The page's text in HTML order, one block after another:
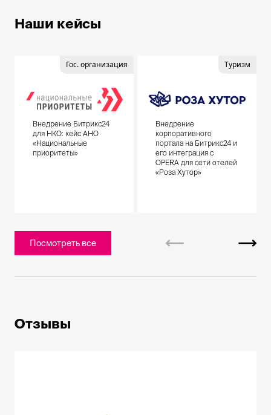
Наши кейсы
Гос. организация
Внедрение Битрикс24
для НКО: кейс АНО
«Национальные
приоритеты»
Туризм
Внедрение
корпоративного
портала на Битрикс24 и
его интеграция с
OPERA для сети отелей
«Роза Хутор»
Посмотреть все
Отзывы